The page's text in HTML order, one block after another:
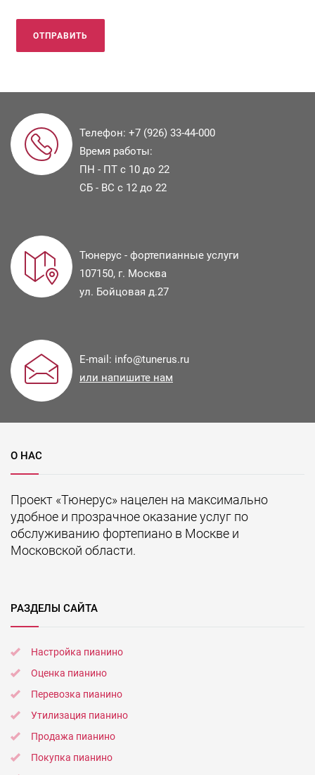
Телефон: +7 (926) 33-44-000
Время работы:
ПН - ПТ с 10 до 22
СБ - ВС с 12 до 22
Тюнерус - фортепианные услуги
107150, г. Москва
ул. Бойцовая д.27
E-mail: info@tunerus.ru
или напишите нам
О НАС
Проект «Тюнерус» нацелен на максимально
удобное и прозрачное оказание услуг по
обслуживанию фортепиано в Москве и
Московской области.
РАЗДЕЛЫ САЙТА
Настройка пианино
Оценка пианино
Перевозка пианино
Утилизация пианино
Продажа пианино
Покупка пианино